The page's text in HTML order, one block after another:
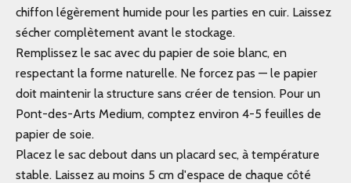
chiffon légèrement humide pour les parties en cuir. Laissez
sécher complètement avant le stockage.
Remplissez le sac avec du papier de soie blanc, en
respectant la forme naturelle. Ne forcez pas — le papier
doit maintenir la structure sans créer de tension. Pour un
Pont-des-Arts Medium, comptez environ 4-5 feuilles de
papier de soie.
Placez le sac debout dans un placard sec, à température
stable. Laissez au moins 5 cm d'espace de chaque côté